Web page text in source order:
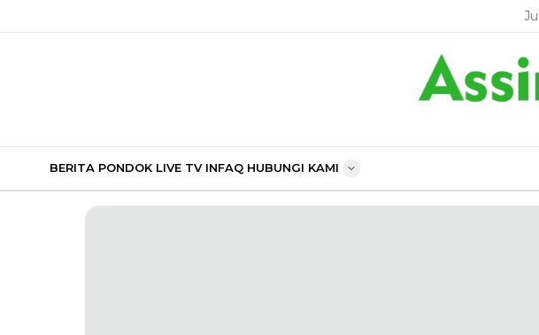
BERITA PONDOK LIVE TV INFAQ HUBUNGI KAMI